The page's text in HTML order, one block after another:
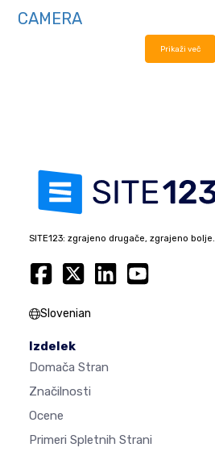
CAMERA
Prikaži več
SITE123: zgrajeno drugače, zgrajeno bolje.
Slovenian
Izdelek
Domača Stran
Značilnosti
Ocene
Primeri Spletnih Strani